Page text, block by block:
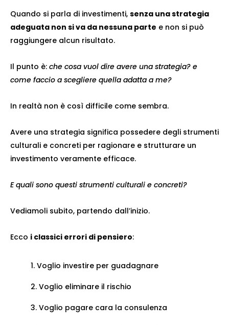
Quando si parla di investimenti, senza una strategia
adeguata non si va da nessuna parte e non si può
raggiungere alcun risultato.
Il punto è: che cosa vuol dire avere una strategia? e
come faccio a scegliere quella adatta a me?
In realtà non è così difficile come sembra.
Avere una strategia significa possedere degli strumenti
culturali e concreti per ragionare e strutturare un
investimento veramente efficace.
E quali sono questi strumenti culturali e concreti?
Vediamoli subito, partendo dall’inizio.
Ecco i classici errori di pensiero:
Voglio investire per guadagnare
Voglio eliminare il rischio
Voglio pagare cara la consulenza